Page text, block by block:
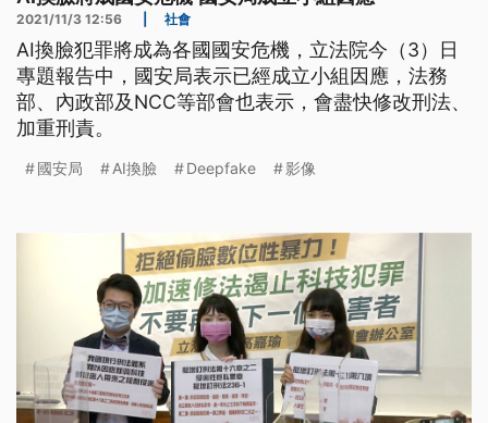
2021/11/3 12:56 社會
AI換臉犯罪將成為各國國安危機，立法院今（3）日
專題報告中，國安局表示已經成立小組因應，法務
部、內政部及NCC等部會也表示，會盡快修改刑法、
加重刑責。
國安局 AI換臉 Deepfake 影像